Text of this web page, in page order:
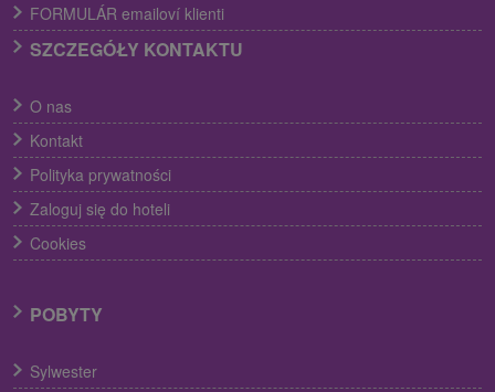
FORMULÁR emailoví klienti
SZCZEGÓŁY KONTAKTU
O nas
Kontakt
Polityka prywatności
Zaloguj się do hoteli
Cookies
POBYTY
Sylwester